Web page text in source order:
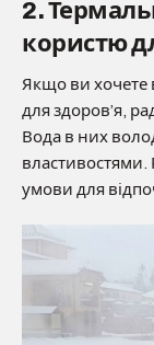
2.
користю
Якщо ви хочете
для здоров’я,
Вода в них
властивостями.
умови для